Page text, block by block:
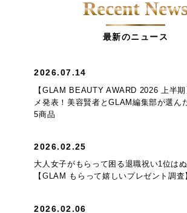
Recent
最新のニュース
2026.07.14
【GLAM BEAUTY AWARD 2026 上半
メ発表！美容賢者とGLAM編集部が選ん
5商品
2026.02.25
大人女子がもらって困る退職祝い1位はぬ
【GLAM もらって嬉しいプレゼント調査
2026.02.06